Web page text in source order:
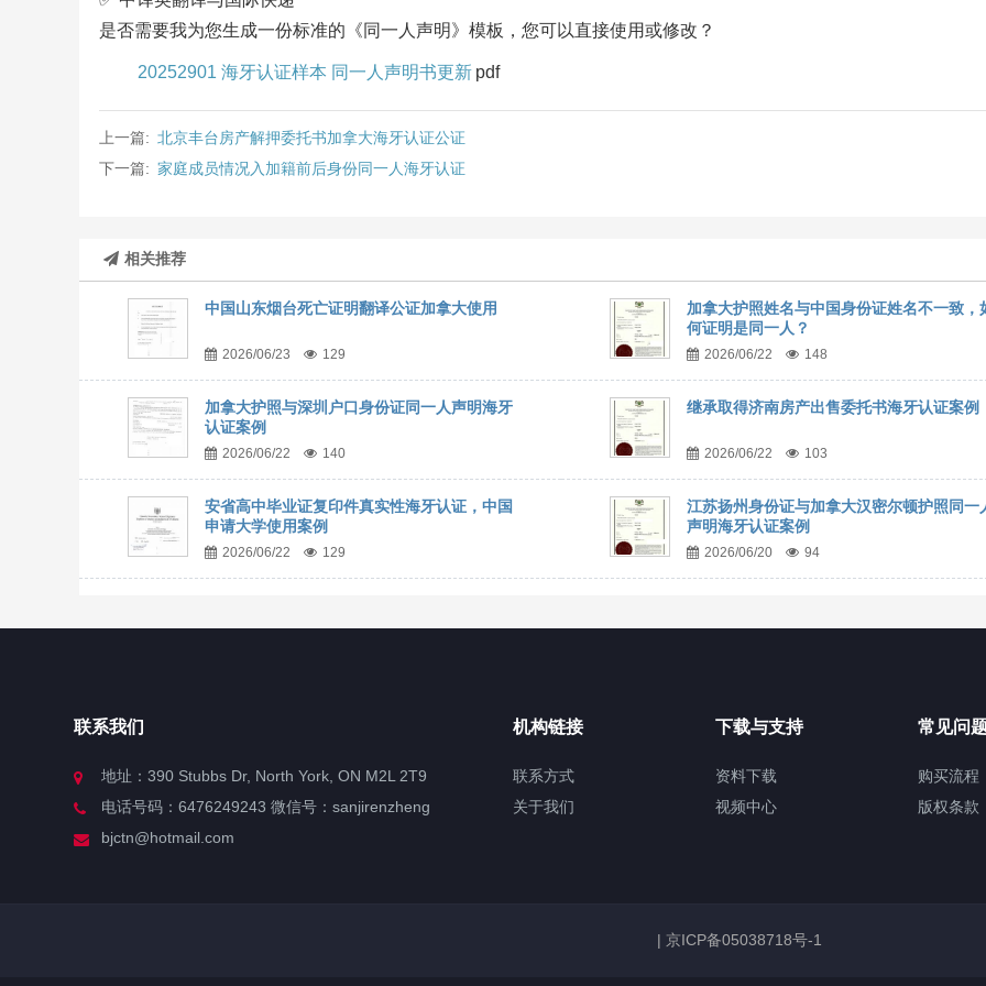
是否需要我为您生成一份标准的《同一人声明》模板，您可以直接使用或修改？
20252901 海牙认证样本 同一人声明书更新 pdf
上一篇: 北京丰台房产解押委托书加拿大海牙认证公证
下一篇: 家庭成员情况入加籍前后身份同一人海牙认证
相关推荐
中国山东烟台死亡证明翻译公证加拿大使用
2026/06/23 129
加拿大护照姓名与中国身份证姓名不一致，
何证明是同一人？
2026/06/22 148
加拿大护照与深圳户口身份证同一人声明海牙
认证案例
2026/06/22 140
继承取得济南房产出售委托书海牙认证案例
2026/06/22 103
安省高中毕业证复印件真实性海牙认证，中国
申请大学使用案例
2026/06/22 129
江苏扬州身份证与加拿大汉密尔顿护照同一
声明海牙认证案例
2026/06/20 94
联系我们
地址：390 Stubbs Dr, North York, ON M2L 2T9
电话号码：6476249243 微信号：sanjirenzheng
bjctn@hotmail.com
机构链接
联系方式
关于我们
下载与支持
资料下载
视频中心
常见问
购买流程
版权条款
| 京ICP备05038718号-1